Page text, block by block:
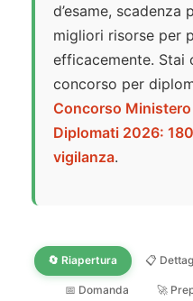
d’esame, scadenza
migliori risorse per
efficacemente. Stai
concorso per
Concorso
Diplomati 2026:
vigilanza.
🔄 Riapertura 📋
📅 Domanda 🚀